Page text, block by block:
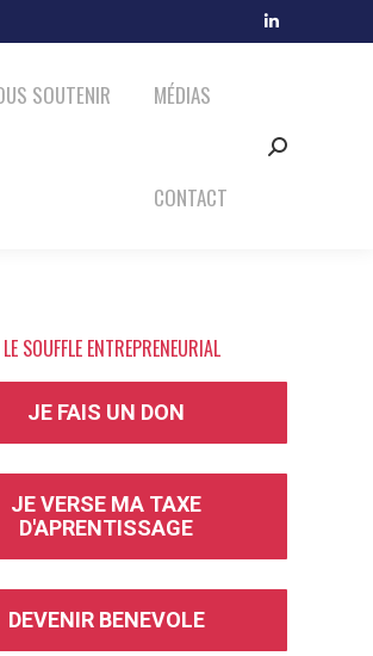
new
SOUTENIR MÉDIAS
CONTACT
Search:
SOUFFLE ENTREPRENEURIAL
JE FAIS UN DON
JE VERSE MA TAXE
D'APRENTISSAGE
DEVENIR BENEVOLE
Search: